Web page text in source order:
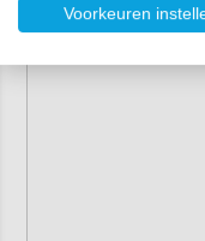
Voorkeuren